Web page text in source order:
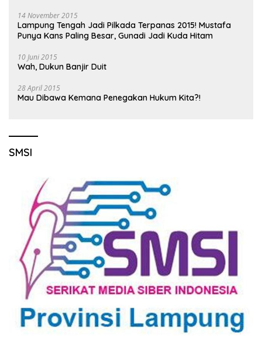
14 November 2015
Lampung Tengah Jadi Pilkada Terpanas 2015! Mustafa
Punya Kans Paling Besar, Gunadi Jadi Kuda Hitam
10 Juni 2015
Wah, Dukun Banjir Duit
28 April 2015
Mau Dibawa Kemana Penegakan Hukum Kita?!
SMSI